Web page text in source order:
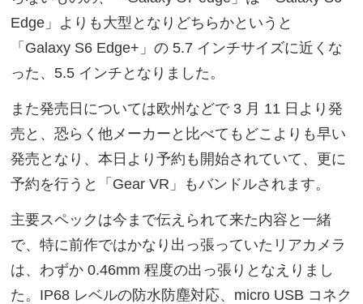
Edge」よりも大型となりどちらかというと
「Galaxy S6 Edge+」の 5.7 インチサイズに近くな
った、5.5 インチとなりました。
また発売日については欧州などで 3 月 11 日より発
売と、恐らく他メーカーと比べてもどこよりも早い
発売となり、本日より予約も開始されていて、更に
予約を行うと「Gear VR」もバンドルされます。
主要スペックは今まで伝えられて来た内容と一緒
で、特に前作ではかなり出っ張っていたリアカメラ
は、わずか 0.46mm 程度の出っ張りとなえりまし
た。IP68 レベルの防水防塵対応、micro USB コネク